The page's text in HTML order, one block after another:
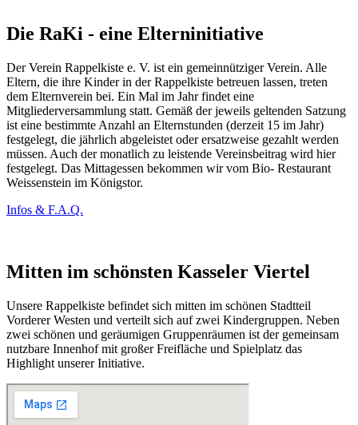
Die RaKi - eine Elterninitiative
Der Verein Rappelkiste e. V. ist ein gemeinnütziger Verein. Alle
Eltern, die ihre Kinder in der Rappelkiste betreuen lassen, treten
dem Elternverein bei. Ein Mal im Jahr findet eine
Mitgliederversammlung statt. Gemäß der jeweils geltenden Satzung
ist eine bestimmte Anzahl an Elternstunden (derzeit 15 im Jahr)
festgelegt, die jährlich abgeleistet oder ersatzweise gezahlt werden
müssen. Auch der monatlich zu leistende Vereinsbeitrag wird hier
festgelegt. Das Mittagessen bekommen wir vom Bio- Restaurant
Weissenstein im Königstor.
Infos & F.A.Q.
Mitten im schönsten Kasseler Viertel
Unsere Rappelkiste befindet sich mitten im schönen Stadtteil
Vorderer Westen und verteilt sich auf zwei Kindergruppen. Neben
zwei schönen und geräumigen Gruppenräumen ist der gemeinsam
nutzbare Innenhof mit großer Freifläche und Spielplatz das
Highlight unserer Initiative.